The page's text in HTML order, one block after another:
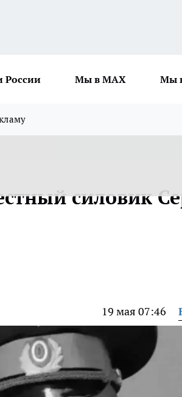
России Мы в MAX Мы
силовик
19 мая 07:46